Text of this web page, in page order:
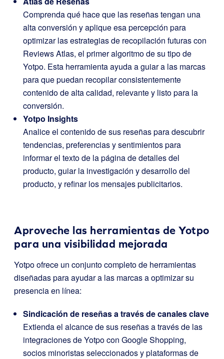
Comprenda qué hace que las reseñas tengan una
alta conversión y aplique esa percepción para
optimizar las estrategias de recopilación futuras con
Reviews Atlas, el primer algoritmo de su tipo de
Yotpo. Esta herramienta ayuda a guiar a las marcas
para que puedan recopilar consistentemente
contenido de alta calidad, relevante y listo para la
conversión.
Yotpo Insights
Analice el contenido de sus reseñas para descubrir
tendencias, preferencias y sentimientos para
informar el texto de la página de detalles del
producto, guiar la investigación y desarrollo del
producto, y refinar los mensajes publicitarios.
Aproveche las herramientas de Yotpo
para una visibilidad mejorada
Yotpo ofrece un conjunto completo de herramientas
diseñadas para ayudar a las marcas a optimizar su
presencia en línea:
Sindicación de reseñas a través de canales clave
Extienda el alcance de sus reseñas a través de las
integraciones de Yotpo con Google Shopping,
socios minoristas seleccionados y plataformas de